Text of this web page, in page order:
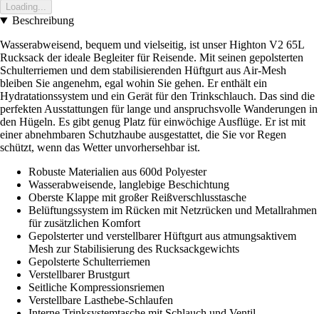
Loading...
Beschreibung
Wasserabweisend, bequem und vielseitig, ist unser Highton V2 65L
Rucksack der ideale Begleiter für Reisende. Mit seinen gepolsterten
Schulterriemen und dem stabilisierenden Hüftgurt aus Air-Mesh
bleiben Sie angenehm, egal wohin Sie gehen. Er enthält ein
Hydratationssystem und ein Gerät für den Trinkschlauch. Das sind die
perfekten Ausstattungen für lange und anspruchsvolle Wanderungen in
den Hügeln. Es gibt genug Platz für einwöchige Ausflüge. Er ist mit
einer abnehmbaren Schutzhaube ausgestattet, die Sie vor Regen
schützt, wenn das Wetter unvorhersehbar ist.
Robuste Materialien aus 600d Polyester
Wasserabweisende, langlebige Beschichtung
Oberste Klappe mit großer Reißverschlusstasche
Belüftungssystem im Rücken mit Netzrücken und Metallrahmen
für zusätzlichen Komfort
Gepolsterter und verstellbarer Hüftgurt aus atmungsaktivem
Mesh zur Stabilisierung des Rucksackgewichts
Gepolsterte Schulterriemen
Verstellbarer Brustgurt
Seitliche Kompressionsriemen
Verstellbare Lasthebe-Schlaufen